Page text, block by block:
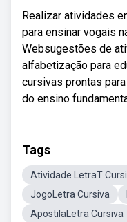
Realizar atividades
para ensinar vogais
Websugestões de
alfabetização para
cursivas prontas
do ensino
Tags
Atividade LetraT
JogoLetra Cursiva
ApostilaLetra Cursiva